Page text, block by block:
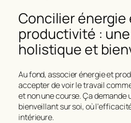
Concilier énergie
productivité :
holistique et
Au fond, associer énergie et
accepter de voir le travail
et non une course. Ça demande
bienveillant sur soi, où l’
intérieure.